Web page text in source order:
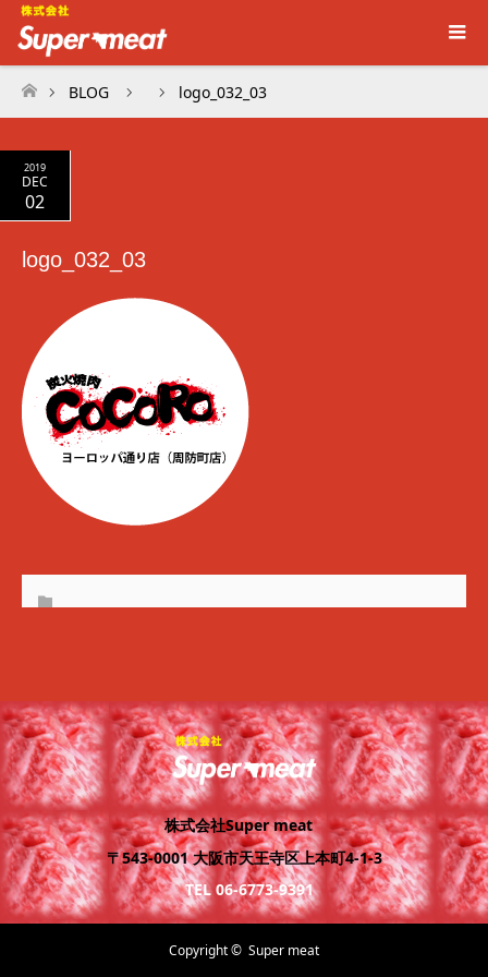
ホーム
BLOG logo_032_03
2019
DEC
02
logo_032_03
株式会社Super meat
〒543-0001 大阪市天王寺区上本町4-1-3
TEL 06-6773-9391
Copyright © Super meat